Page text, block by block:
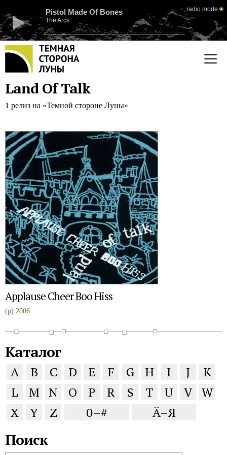
Pistol Made Of Bones
The Arcs
radio mode
Land Of Talk
1 релиз на «Темной стороне Луны»
Applause Cheer Boo Hiss
(p) 2006
Каталог
A B C D E F G H I J
K
L
M N O P R S T U V W
X
Y Z 0–# Ä–Я
Поиск